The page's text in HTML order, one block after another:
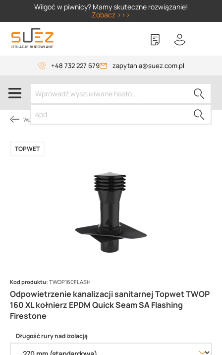
Wilgoć w piwnicy? Mamy skuteczne rozwiązanie!
Zobacz >>>
+48 732 227 679 zapytania@suez.com.pl
Wpusty i akcesoria
Odpowietrzenie kanalizacji sanitarnej Topwet TWOP
160 XL kołnierz EPDM Quick Seam SA Flashing
Firestone
TOPWET
Kod produktu: TWOP160FLASH
Długość rury nad izolacją